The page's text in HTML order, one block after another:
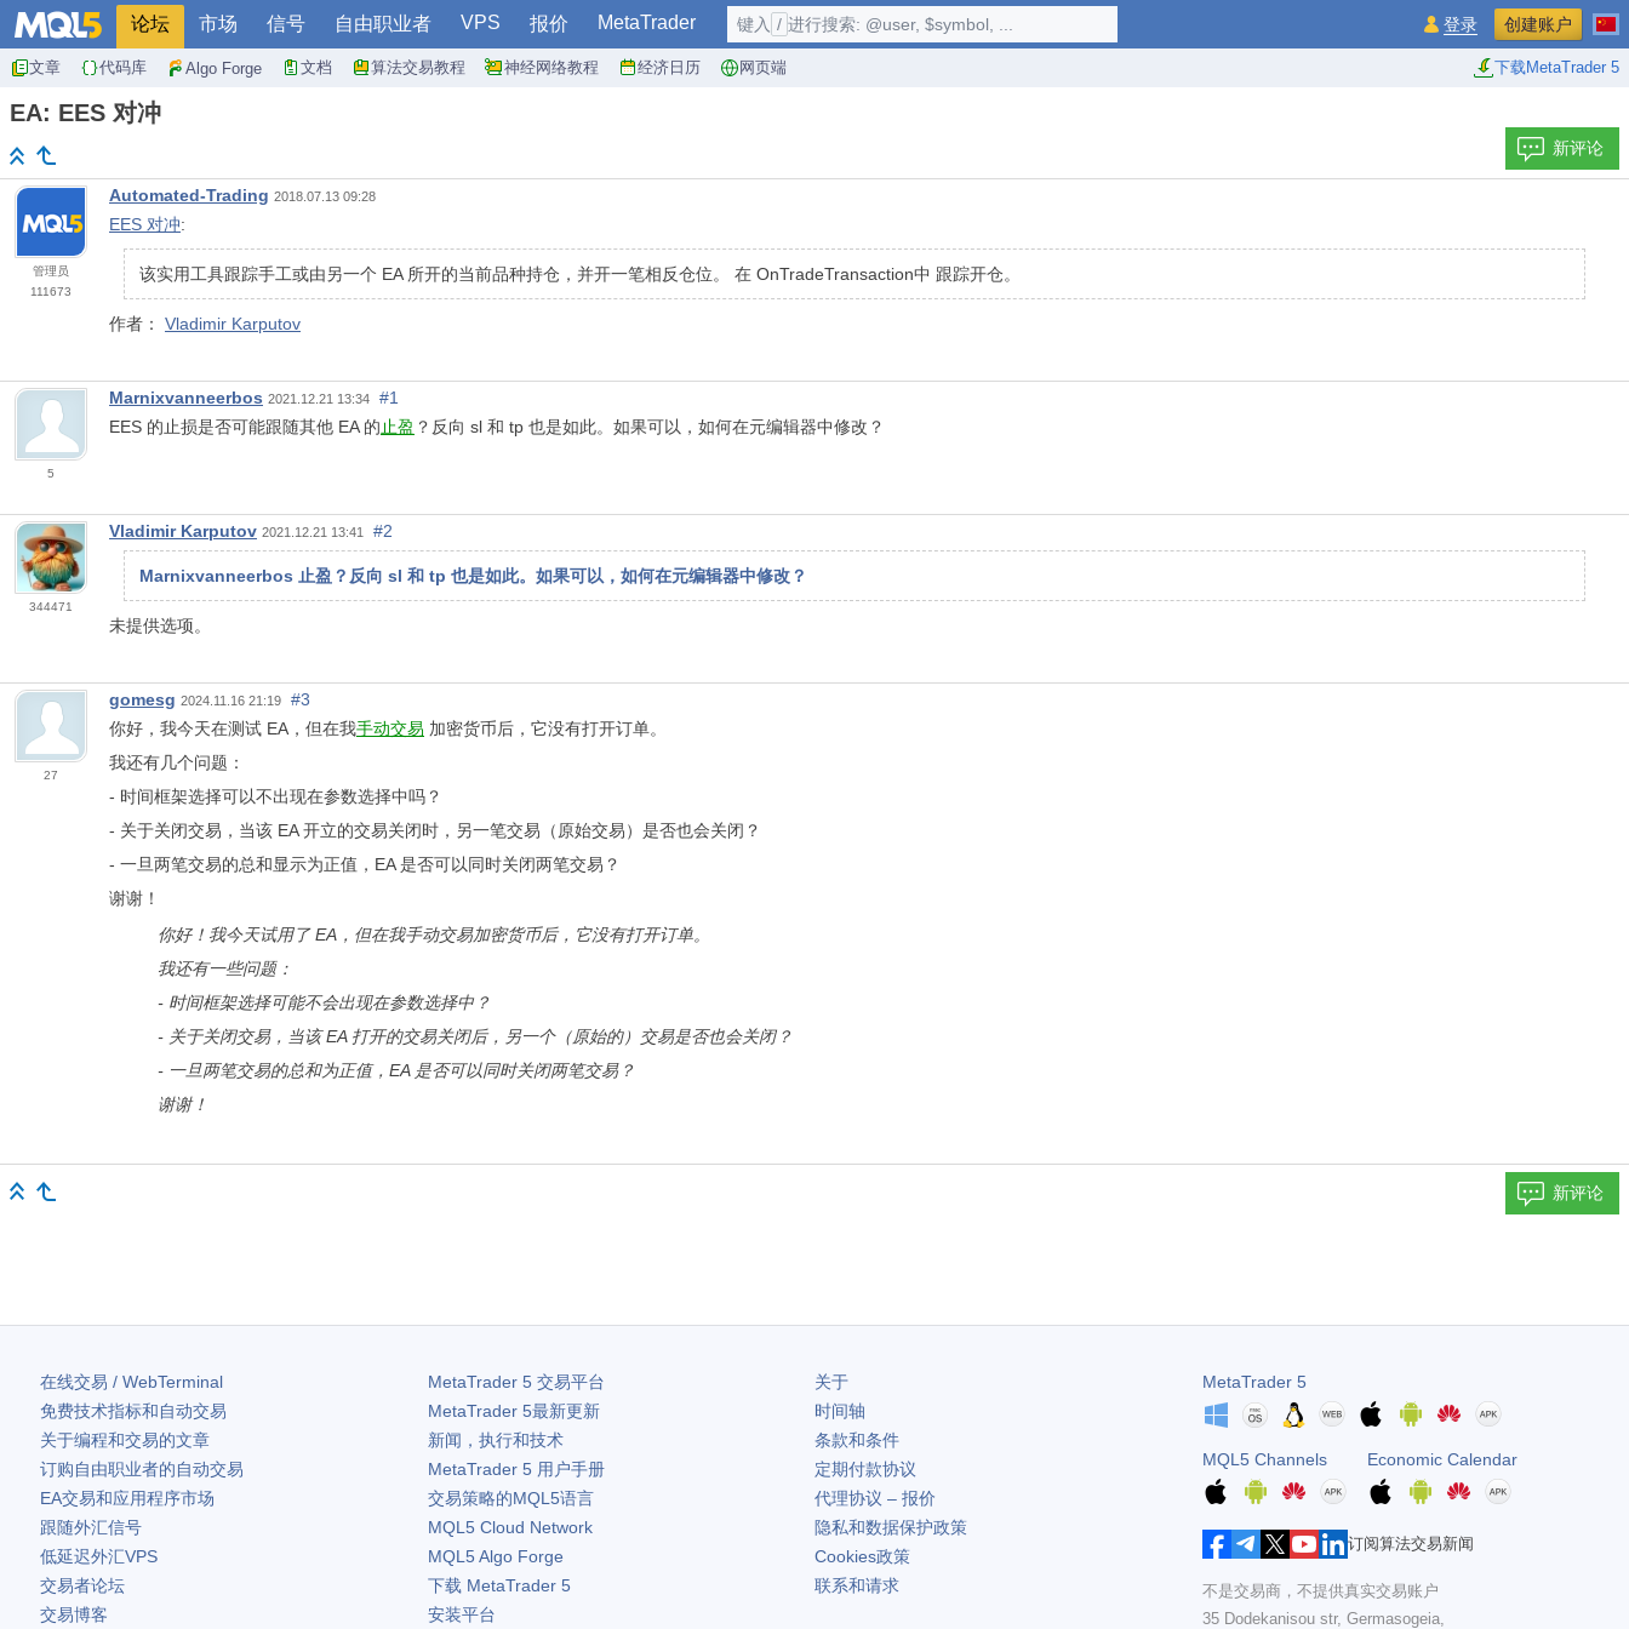
论坛 市场 信号 自由职业者 VPS 报价 MetaTrader
文章 代码库 Algo Forge 文档 算法交易教程 神经网络教程 经济日历 网页端 下载MetaTrader 5
键入 / 进行搜索: @user, $symbol, ... 登录 创建账户
EA: EES 对冲
新评论
管理员
111673
Automated-Trading 2018.07.13 09:28
EES 对冲:
该实用工具跟踪手工或由另一个 EA 所开的当前品种持仓，并开一笔相反仓位。 在 OnTradeTransaction中 跟踪开仓。
作者： Vladimir Karputov
5
Marnixvanneerbos 2021.12.21 13:34
#1
EES 的止损是否可能跟随其他 EA 的 止盈 ？反向 sl 和 tp 也是如此。如果可以，如何在元编辑器中修改？
344471
Vladimir Karputov 2021.12.21 13:41 #2
Marnixvanneerbos 止盈？反向 sl 和 tp 也是如此。如果可以，如何在元编辑器中修改？
未提供选项。
27
gomesg 2024.11.16 21:19
#3
你好，我今天在测试 EA，但在我手动交易 加密货币后，它没有打开订单。
我还有几个问题：
- 时间框架选择可以不出现在参数选择中吗？
- 关于关闭交易，当该 EA 开立的交易关闭时，另一笔交易（原始交易）是否也会关闭？
- 一旦两笔交易的总和显示为正值，EA 是否可以同时关闭两笔交易？
谢谢！
你好！我今天试用了 EA，但在我手动交易加密货币后，它没有打开订单。
我还有一些问题：
- 时间框架选择可能不会出现在参数选择中？
- 关于关闭交易，当该 EA 打开的交易关闭后，另一个（原始的）交易是否也会关闭？
- 一旦两笔交易的总和为正值，EA 是否可以同时关闭两笔交易？
谢谢！
新评论
在线交易 / WebTerminal
免费技术指标和自动交易
关于编程和交易的文章
订购自由职业者的自动交易
EA交易和应用程序市场
跟随外汇信号
低延迟外汇VPS
交易者论坛
交易博客
MetaTrader 5交易平台
MetaTrader 5最新更新
新闻，执行和技术
MetaTrader 5用户手册
交易策略的MQL5语言
MQL5 Cloud Network
MQL5 Algo Forge
下载 MetaTrader 5
安装平台
关于
时间轴
条款和条件
定期付款协议
代理协议 – 报价
隐私和数据保护政策
Cookies政策
联系和请求
MetaTrader 5
MQL5 Channels Economic Calendar
订阅算法交易新闻
不是交易商，不提供真实交易账户
35 Dodekanisou str, Germasogeia,